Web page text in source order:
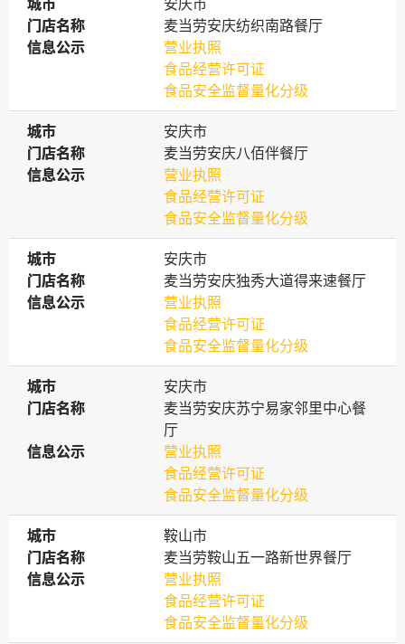
城市
城市
安庆市
门店名称
门店名称
麦当劳安庆纺织南路餐厅
信息公示
信息公示
营业执照
食品经营许可证
食品安全监督量化分级
城市
城市
安庆市
门店名称
门店名称
麦当劳安庆八佰伴餐厅
信息公示
信息公示
营业执照
食品经营许可证
食品安全监督量化分级
城市
城市
安庆市
门店名称
门店名称
麦当劳安庆独秀大道得来速餐厅
信息公示
信息公示
营业执照
食品经营许可证
食品安全监督量化分级
城市
城市
安庆市
门店名称
门店名称
麦当劳安庆苏宁易家邻里中心餐
厅
信息公示
信息公示
营业执照
食品经营许可证
食品安全监督量化分级
城市
城市
鞍山市
门店名称
门店名称
麦当劳鞍山五一路新世界餐厅
信息公示
信息公示
营业执照
食品经营许可证
食品安全监督量化分级